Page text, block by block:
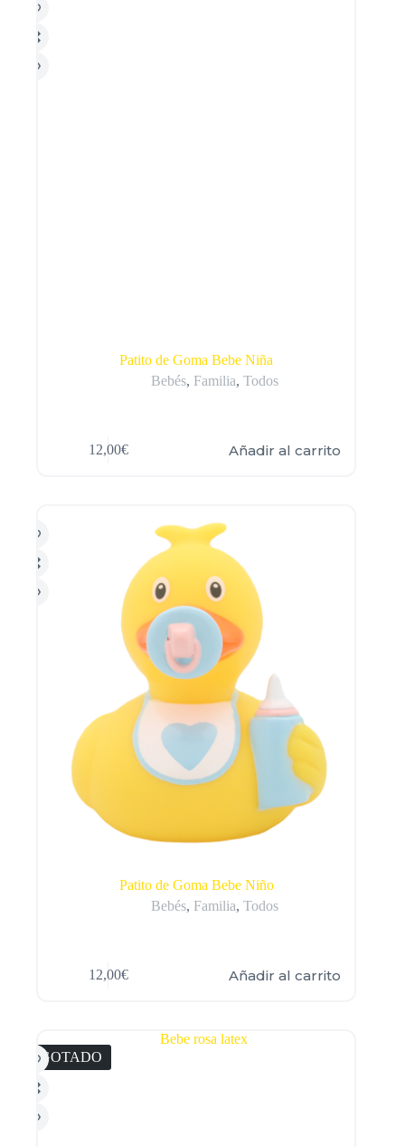
Patito de Goma Bebe Niña
Bebés, Familia, Todos
12,00€ Añadir al carrito
Patito de Goma Bebe Niño
Bebés, Familia, Todos
12,00€ Añadir al carrito
AGOTADO